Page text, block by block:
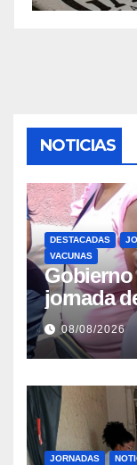
NOTICIAS
DESTACADAS
VACUNAS
Gobierno
jornada
Guaira
08/08/2026
JORNADAS